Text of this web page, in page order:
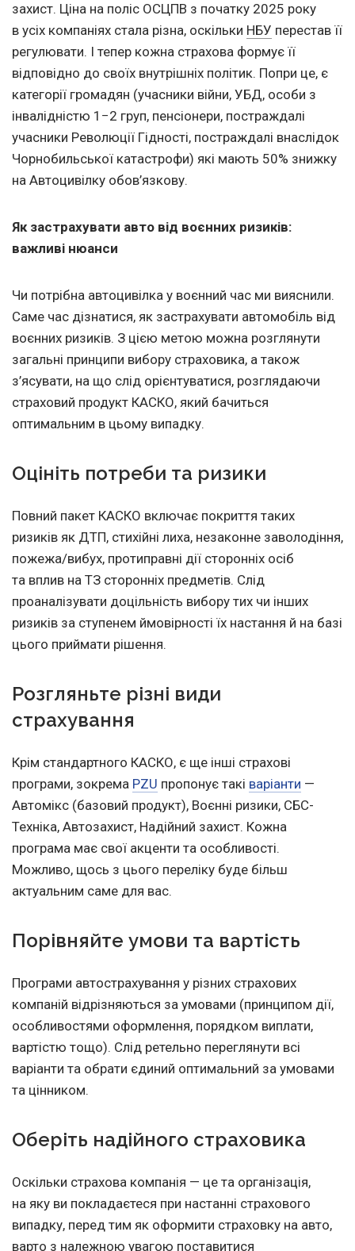
захист. Ціна на поліс ОСЦПВ з початку 2025 року
в усіх компаніях стала різна, оскільки НБУ перестав її
регулювати. І тепер кожна страхова формує її
відповідно до своїх внутрішніх політик. Попри це, є
категорії громадян (учасники війни, УБД, особи з
інвалідністю 1−2 груп, пенсіонери, постраждалі
учасники Революції Гідності, постраждалі внаслідок
Чорнобильської катастрофи) які мають 50% знижку
на Автоцивілку обов’язкову.
Як застрахувати авто від воєнних ризиків:
важливі нюанси
Чи потрібна автоцивілка у воєнний час ми вияснили.
Саме час дізнатися, як застрахувати автомобіль від
воєнних ризиків. З цією метою можна розглянути
загальні принципи вибору страховика, а також
з’ясувати, на що слід орієнтуватися, розглядаючи
страховий продукт КАСКО, який бачиться
оптимальним в цьому випадку.
Оцініть потреби та ризики
Повний пакет КАСКО включає покриття таких
ризиків як ДТП, стихійні лиха, незаконне заволодіння,
пожежа/вибух, протиправні дії сторонніх осіб
та вплив на ТЗ сторонніх предметів. Слід
проаналізувати доцільність вибору тих чи інших
ризиків за ступенем ймовірності їх настання й на базі
цього приймати рішення.
Розгляньте різні види
страхування
Крім стандартного КАСКО, є ще інші страхові
програми, зокрема PZU пропонує такі варіанти —
Автомікс (базовий продукт), Воєнні ризики, СБС-
Техніка, Автозахист, Надійний захист. Кожна
програма має свої акценти та особливості.
Можливо, щось з цього переліку буде більш
актуальним саме для вас.
Порівняйте умови та вартість
Програми автострахування у різних страхових
компаній відрізняються за умовами (принципом дії,
особливостями оформлення, порядком виплати,
вартістю тощо). Слід ретельно переглянути всі
варіанти та обрати єдиний оптимальний за умовами
та цінником.
Оберіть надійного страховика
Оскільки страхова компанія — це та організація,
на яку ви покладаєтеся при настанні страхового
випадку, перед тим як оформити страховку на авто,
варто з належною увагою поставитися